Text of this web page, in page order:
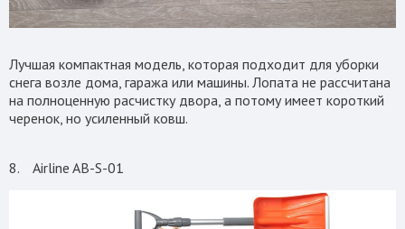
Лучшая компактная модель, которая подходит для уборки
снега возле дома, гаража или машины. Лопата не рассчитана
на полноценную расчистку двора, а потому имеет короткий
черенок, но усиленный ковш.
8. Airline AB-S-01